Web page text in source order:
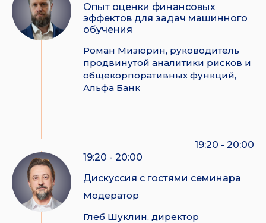
Опыт оценки финансовых
эффектов для задач машинного
обучения
Роман Мизюрин, руководитель
продвинутой аналитики рисков и
общекорпоративных функций,
Альфа Банк
19:20 - 20:00
19:20 - 20:00
Дискуссия с гостями семинара
Модератор
Глеб Шуклин, директор